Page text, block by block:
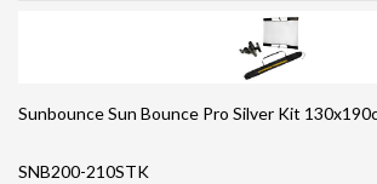
Sunbounce Sun Bounce Pro Silver Kit
SNB200-210STK